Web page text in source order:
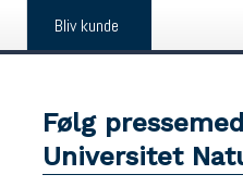
Bliv kunde
Følg
Universitet